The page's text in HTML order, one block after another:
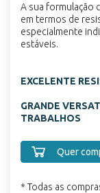
A sua formulação
em termos de
especialmente
estáveis.
EXCELENTE
GRANDE
TRABALHOS
Quer
* Todas as